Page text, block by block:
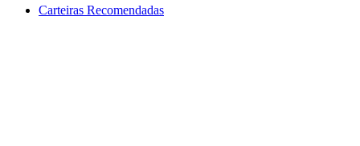
Carteiras Recomendadas